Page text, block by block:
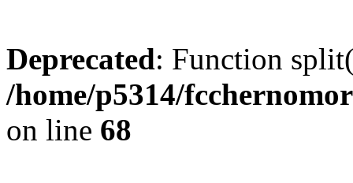
Deprecated: Function
/home/p5314/
on line 68